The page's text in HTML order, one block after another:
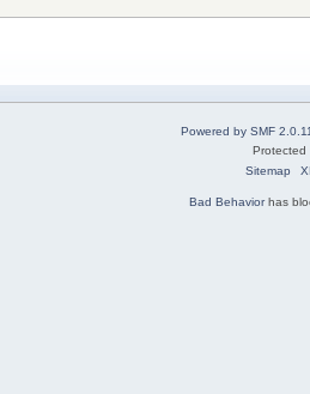
Powered by SMF
Sitemap
Bad Behaviorhas